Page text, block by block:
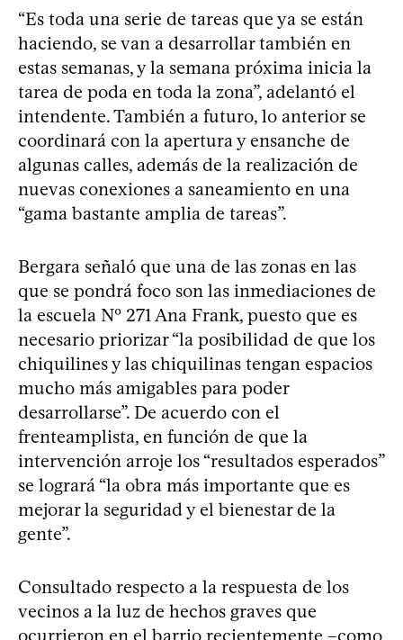
“Es toda una serie de tareas que ya se están
haciendo, se van a desarrollar también en
estas semanas, y la semana próxima inicia la
tarea de poda en toda la zona”, adelantó el
intendente. También a futuro, lo anterior se
coordinará con la apertura y ensanche de
algunas calles, además de la realización de
nuevas conexiones a saneamiento en una
“gama bastante amplia de tareas”.
Bergara señaló que una de las zonas en las
que se pondrá foco son las inmediaciones de
la escuela Nº 271 Ana Frank, puesto que es
necesario priorizar “la posibilidad de que los
chiquilines y las chiquilinas tengan espacios
mucho más amigables para poder
desarrollarse”. De acuerdo con el
frenteamplista, en función de que la
intervención arroje los “resultados esperados”
se logrará “la obra más importante que es
mejorar la seguridad y el bienestar de la
gente”.
Consultado respecto a la respuesta de los
vecinos a la luz de hechos graves que
ocurrieron en el barrio recientemente –como